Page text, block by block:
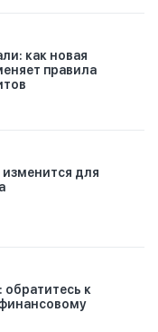
как новая
правила
для
к